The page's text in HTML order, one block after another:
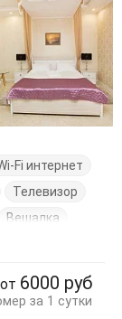
Fi интернет
Телевизор
Вешалка
Шкаф
от 6000 руб
за 1 сутки